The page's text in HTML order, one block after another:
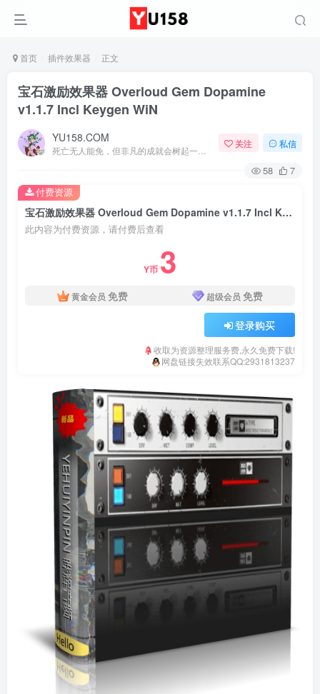
首页 插件效果器 正文
宝石激励效果器 Overloud Gem Dopamine
v1.1.7 Incl Keygen WiN
YU158.COM 关注 私信
58 7
宝石激励效果器 Overloud Gem Dopamine v1.1.7 Incl Keygen WiN
此内容为付费资源，请付费后查看
Y币 3
黄金会员 免费 超级会员 免费
登录购买
收取为资源整理服务费,永久免费下载!
网盘链接失效联系QQ:2931813237
付费资源